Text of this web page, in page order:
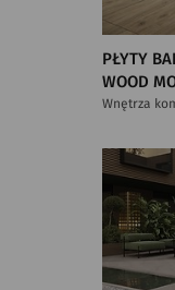
PŁYTY
WOOD
Wnętrza